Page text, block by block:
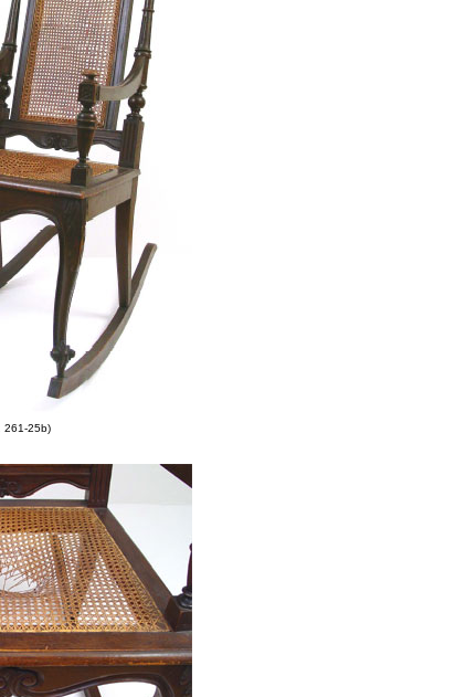
261-25b)